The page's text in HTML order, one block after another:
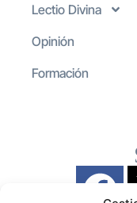
Lectio Divina
Opinión
Formación